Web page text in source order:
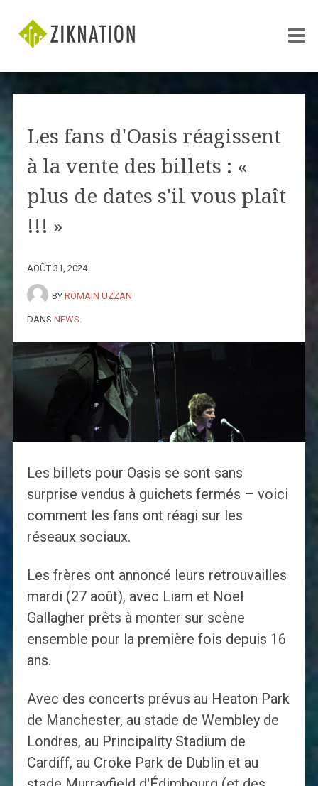
Les fans d'Oasis réagissent
à la vente des billets : «
plus de dates s'il vous plaît
!!! »
AOÛT 31, 2024
BY ROMAIN UZZAN
DANS NEWS
Les billets pour Oasis se sont sans
surprise vendus à guichets fermés – voici
comment les fans ont réagi sur les
réseaux sociaux.
Les frères ont annoncé leurs retrouvailles
mardi (27 août), avec Liam et Noel
Gallagher prêts à monter sur scène
ensemble pour la première fois depuis 16
ans.
Avec des concerts prévus au Heaton Park
de Manchester, au stade de Wembley de
Londres, au Principality Stadium de
Cardiff, au Croke Park de Dublin et au